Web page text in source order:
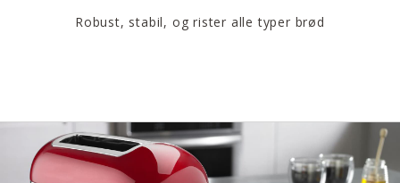
Robust, stabil, og rister alle typer brød